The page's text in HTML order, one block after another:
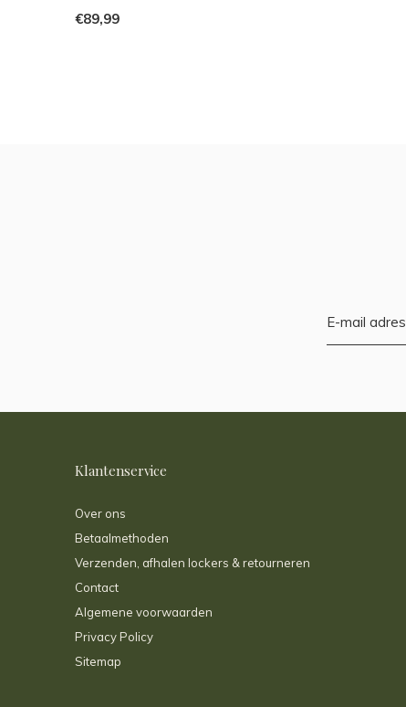
€89,99
Klantenservice
Over ons
Betaalmethoden
Verzenden, afhalen lockers & retourneren
Contact
Algemene voorwaarden
Privacy Policy
Sitemap